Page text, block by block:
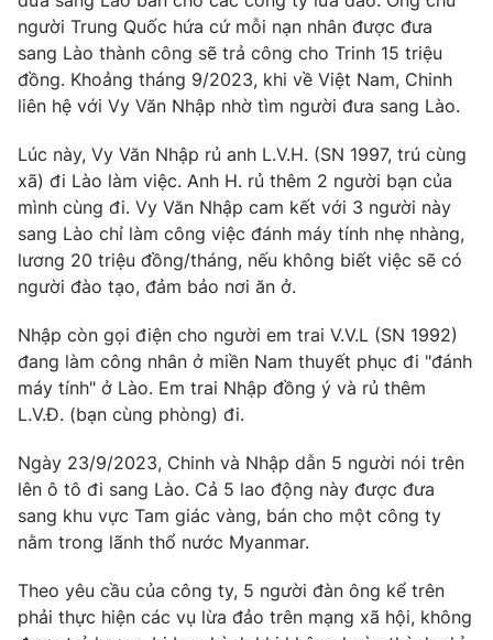
Nhân vật
Khán giả
Điện ảnh
Âm nhạc
Sao
Đời sống
Du lịch
Chất lượng cuộc sống
Giáo dục
Tuyển sinh
Học trực tuyến
Công nghệ
Hitech Công nghệ tương lai
Sản phẩm
Thị trường
Tư vấn
Giao lưu trực tuyến
Lịch phát sóng
Chuyên mục khác
Emagazine Podcast
Photo Infographic
Video Shorts video
VTV Money VTV Thể thao
người Trung Quốc hứa cứ mỗi nạn nhân được đưa
sang Lào thành công sẽ trả công cho Trinh 15 triệu
đồng. Khoảng tháng 9/2023, khi về Việt Nam, Chinh
liên hệ với Vy Văn Nhập nhờ tìm người đưa sang Lào.
Lúc này, Vy Văn Nhập rủ anh L.V.H. (SN 1997, trú cùng
xã) đi Lào làm việc. Anh H. rủ thêm 2 người bạn của
mình cùng đi. Vy Văn Nhập cam kết với 3 người này
sang Lào chỉ làm công việc đánh máy tính nhẹ nhàng,
lương 20 triệu đồng/tháng, nếu không biết việc sẽ có
người đào tạo, đảm bảo nơi ăn ở.
Nhập còn gọi điện cho người em trai V.V.L (SN 1992)
đang làm công nhân ở miền Nam thuyết phục đi "đánh
máy tính" ở Lào. Em trai Nhập đồng ý và rủ thêm
L.V.Đ. (bạn cùng phòng) đi.
Ngày 23/9/2023, Chinh và Nhập dẫn 5 người nói trên
lên ô tô đi sang Lào. Cả 5 lao động này được đưa
sang khu vực Tam giác vàng, bán cho một công ty
nằm trong lãnh thổ nước Myanmar.
Theo yêu cầu của công ty, 5 người đàn ông kể trên
phải thực hiện các vụ lừa đảo trên mạng xã hội, không